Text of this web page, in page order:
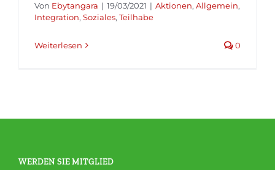
Von Ebytangara | 19/03/2021 | Aktionen, Allgemein,
Integration, Soziales, Teilhabe
Weiterlesen 0
WERDEN SIE MITGLIED